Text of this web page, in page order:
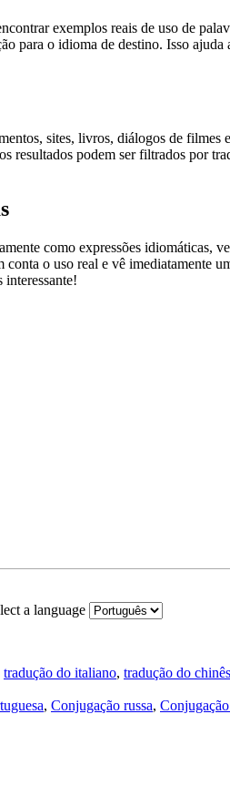
exemplos reais de uso de
para o idioma de destino. Isso
sites, livros, diálogos de
podem ser filtrados por
como expressões idiomáticas,
o uso real e vê imediatamente
a language
tradução do italiano, tradução do chinês
, Conjugação russa,